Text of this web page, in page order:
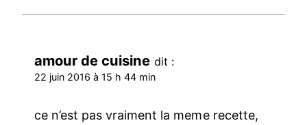
amour de cuisine dit :
22 juin 2016 à 15 h 44 min
ce n’est pas vraiment la meme recette,